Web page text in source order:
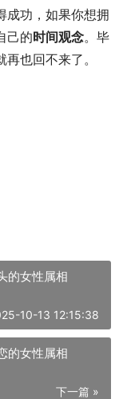
成功，如果你想拥
己的时间观念。毕
也回不来了。
的女性属相
10-13 12:15:38
的女性属相
下一篇 »